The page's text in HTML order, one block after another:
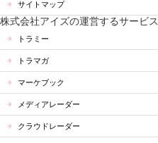
サイトマップ
株式会社アイズの運営するサービス
トラミー
トラマガ
マーケブック
メディアレーダー
クラウドレーダー